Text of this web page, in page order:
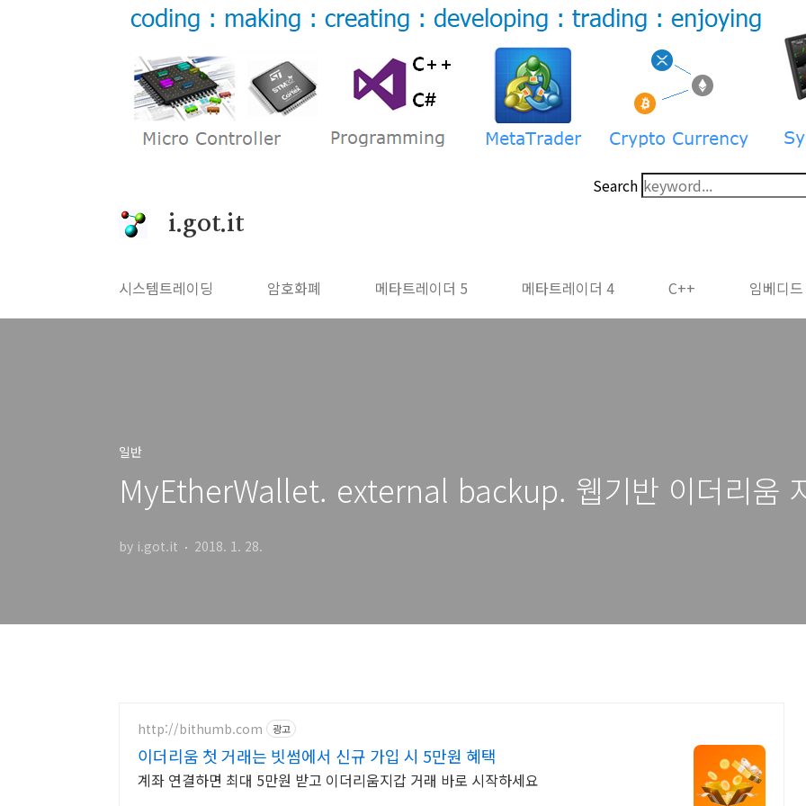
Search
i.got.it
시스템트레이딩 암호화폐 메타트레이더 5 메타트레이더 4 C++ 임베디드
일반
MyEtherWallet. external backup. 웹기반 이더리움
by i.got.it 2018. 1. 28.
http://bithumb.com 광고
이더리움 첫 거래는 빗썸에서 신규 가입 시 5만원 혜택
계좌 연결하면 최대 5만원 받고 이더리움지갑 거래 바로 시작하세요